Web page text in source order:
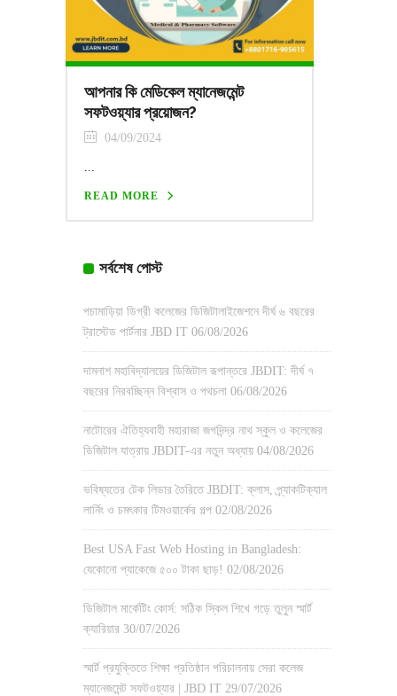
আপনার কি মেডিকেল ম্যানেজমেন্ট
সফটওয়্যার প্রয়োজন?
04/09/2024
...
READ MORE
সর্বশেষ পোস্ট
পচামাড়িয়া ডিগ্রী কলেজের ডিজিটালাইজেশনে দীর্ঘ ৬ বছরের
ট্রাস্টেড পার্টনার JBD IT 06/08/2026
দামনাশ মহাবিদ্যালয়ের ডিজিটাল রূপান্তরে JBDIT: দীর্ঘ ৭
বছরের নিরবচ্ছিন্ন বিশ্বাস ও পথচলা 06/08/2026
নাটোরের ঐতিহ্যবাহী মহারাজা জগদিন্দ্র নাথ স্কুল ও কলেজের
ডিজিটাল যাত্রায় JBDIT-এর নতুন অধ্যায় 04/08/2026
ভবিষ্যতের টেক লিডার তৈরিতে JBDIT: ক্লাস, প্র্যাকটিক্যাল
লার্নিং ও চমৎকার টিমওয়ার্কের গল্প 02/08/2026
Best USA Fast Web Hosting in Bangladesh:
যেকোনো প্যাকেজে ৫০০ টাকা ছাড়! 02/08/2026
ডিজিটাল মার্কেটিং কোর্স: সঠিক স্কিল শিখে গড়ে তুলুন স্মার্ট
ক্যারিয়ার 30/07/2026
স্মার্ট প্রযুক্তিতে শিক্ষা প্রতিষ্ঠান পরিচালনায় সেরা কলেজ
ম্যানেজমেন্ট সফটওয়্যার | JBD IT 29/07/2026